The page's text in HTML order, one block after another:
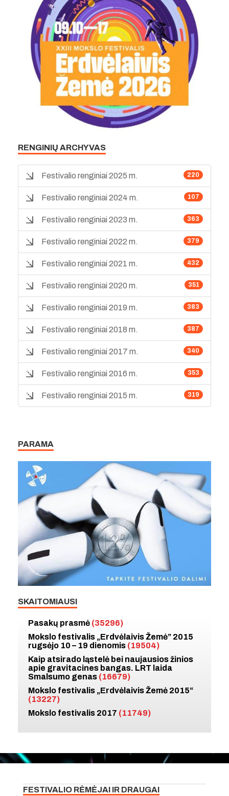
RENGINIŲ ARCHYVAS
220
Festivalio renginiai 2025 m.
107
Festivalio renginiai 2024 m.
363
Festivalio renginiai 2023 m.
379
Festivalio renginiai 2022 m.
432
Festivalio renginiai 2021 m.
351
Festivalio renginiai 2020 m.
383
Festivalio renginiai 2019 m.
387
Festivalio renginiai 2018 m.
340
Festivalio renginiai 2017 m.
353
Festivalio renginiai 2016 m.
319
Festivalio renginiai 2015 m.
PARAMA
SKAITOMIAUSI
Pasakų prasmė (35296)
Mokslo festivalis „Erdvėlaivis Žemė” 2015
rugsėjo 10 – 19 dienomis (19504)
Kaip atsirado ląstelė bei naujausios žinios
apie gravitacines bangas. LRT laida
Smalsumo genas (16679)
Mokslo festivalis „Erdvėlaivis Žemė 2015“
(13227)
Mokslo festivalis 2017 (11749)
FESTIVALIO RĖMĖJAI IR DRAUGAI